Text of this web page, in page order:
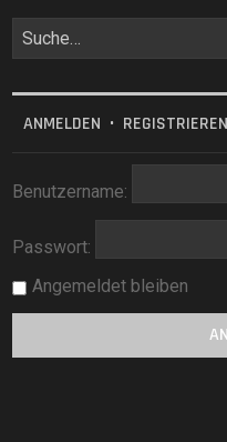
ANMELDEN • REGISTRIEREN
Benutzername:
Passwort:
Angemeldet bleiben